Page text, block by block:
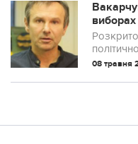
причину!
на
штаб
08 травня